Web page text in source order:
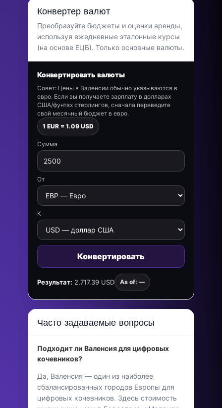
Конвертер валют
Преобразуйте бюджеты и оценки аренды,
используя ежедневные эталонные курсы
(на основе ЕЦБ). Только основные валюты.
Конвертировать валюты
Совет: Цены в Валенсии обычно указываются в
евро. Если вы получаете зарплату в долларах
США/фунтах стерлингов, сначала переведите
свой месячный бюджет в евро.
1 EUR = 1.09 USD
Сумма
От
К
Конвертировать
Результат: 2,717.39 USD As of: —
Часто задаваемые вопросы
Подходит ли Валенсия для цифровых
кочевников?
Да, Валенсия — один из наиболее
сбалансированных городов Европы для
цифровых кочевников. Здесь стоимость